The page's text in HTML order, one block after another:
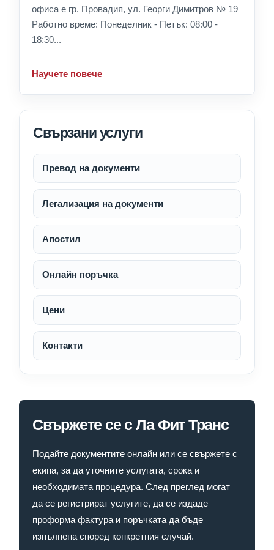
офиса е гр. Провадия, ул. Георги Димитров № 19
Работно време: Понеделник - Петък: 08:00 -
18:30...
Научете повече
Свързани услуги
Превод на документи
Легализация на документи
Апостил
Онлайн поръчка
Цени
Контакти
Свържете се с Ла Фит Транс
Подайте документите онлайн или се свържете с
екипа, за да уточните услугата, срока и
необходимата процедура. След преглед могат
да се регистрират услугите, да се издаде
проформа фактура и поръчката да бъде
изпълнена според конкретния случай.